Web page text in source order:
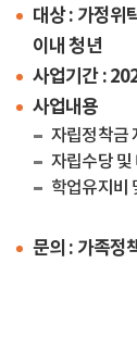
대상 : 가정위
이내 청년
사업기간 :
사업내용
자립정착금
자립수당 및
학업유지비
문의 : 가족